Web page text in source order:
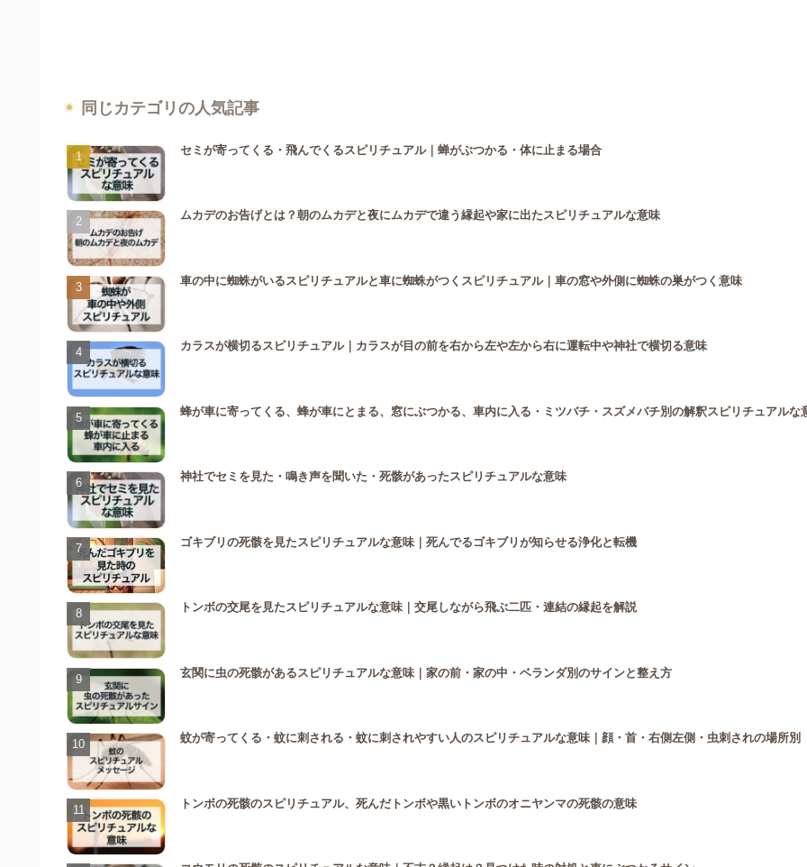
同じカテゴリの人気記事
セミが寄ってくる・飛んでくるスピリチュアル｜蝉がぶつかる・体に止まる場合
ムカデのお告げとは？朝のムカデと夜にムカデで違う縁起や家に出たスピリチュアルな意味
車の中に蜘蛛がいるスピリチュアルと車に蜘蛛がつくスピリチュアル｜車の窓や外側に蜘蛛の巣がつく意味
カラスが横切るスピリチュアル｜カラスが目の前を右から左や左から右に運転中や神社で横切る意味
蜂が車に寄ってくる、蜂が車にとまる、窓にぶつかる、車内に入る・ミツバチ・スズメバチ別の解釈スピリチュアルな
神社でセミを見た・鳴き声を聞いた・死骸があったスピリチュアルな意味
ゴキブリの死骸を見たスピリチュアルな意味｜死んでるゴキブリが知らせる浄化と転機
トンボの交尾を見たスピリチュアルな意味｜交尾しながら飛ぶ二匹・連結の縁起を解説
玄関に虫の死骸があるスピリチュアルな意味｜家の前・家の中・ベランダ別のサインと整え方
蚊が寄ってくる・蚊に刺される・蚊に刺されやすい人のスピリチュアルな意味｜顔・首・右側左側・虫刺されの場所別
トンボの死骸のスピリチュアル、死んだトンボや黒いトンボのオニヤンマの死骸の意味